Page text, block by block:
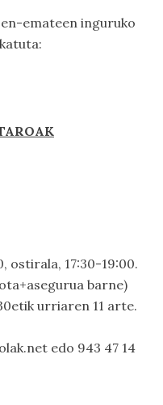
emateen inguruko
ostirala, 17:30-19:00.
barne)
urriaren 11 arte.
edo 943 47 14